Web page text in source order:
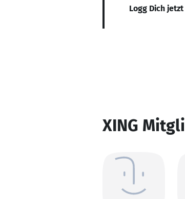
Logg Dich
XING